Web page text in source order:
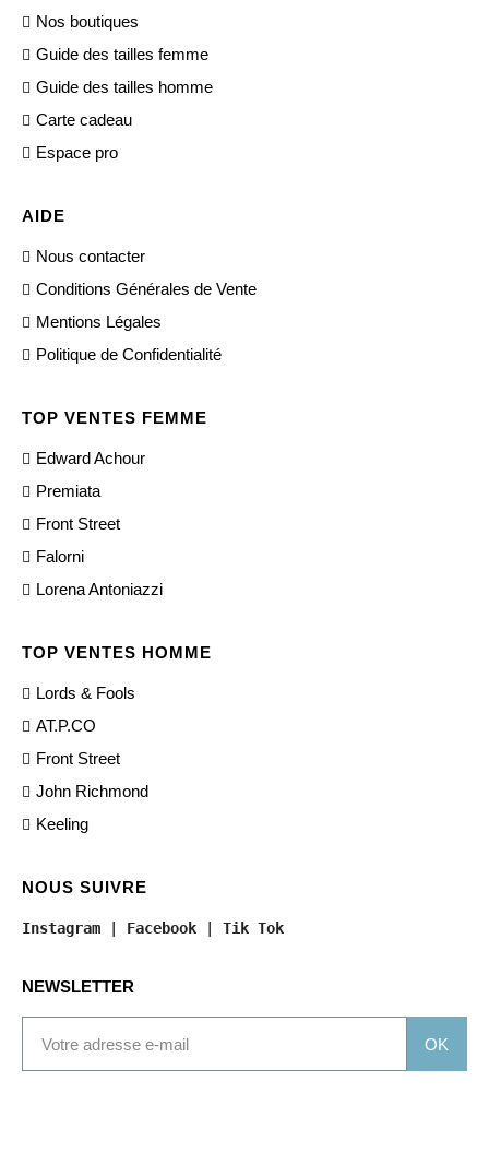
Nos boutiques
Guide des tailles femme
Guide des tailles homme
Carte cadeau
Espace pro
AIDE
Nous contacter
Conditions Générales de Vente
Mentions Légales
Politique de Confidentialité
TOP VENTES FEMME
Edward Achour
Premiata
Front Street
Falorni
Lorena Antoniazzi
TOP VENTES HOMME
Lords & Fools
AT.P.CO
Front Street
John Richmond
Keeling
NOUS SUIVRE
Instagram Facebook Tik Tok
NEWSLETTER
OK